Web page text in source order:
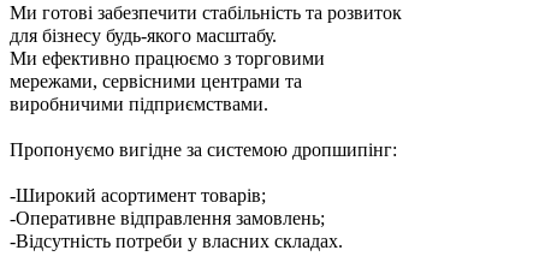
Ми готові забезпечити стабільність та розвиток
для бізнесу будь-якого масштабу.
Ми ефективно працюємо з торговими
мережами, сервісними центрами та
виробничими підприємствами.
Пропонуємо вигідне за системою дропшипінг:
-Широкий асортимент товарів;
-Оперативне відправлення замовлень;
-Відсутність потреби у власних складах.